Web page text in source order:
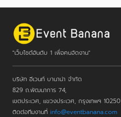
"เว็บไซต์อันดับ 1 เพื่อคนจัดงาน"
บริษัท อีเวนท์ บานาน่า จำกัด
829 ถ.พัฒนาการ 74,
เขตประเวศ, แขวงประเวศ, กรุงเทพฯ 10250
ติดต่อทีมงานที่ info@eventbanana.com